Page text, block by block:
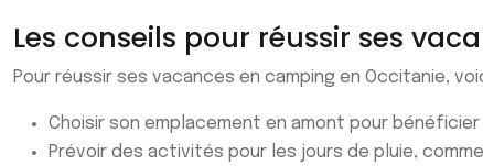
Les conseils pour réussir ses
Pour réussir ses vacances en camping en Occitanie,
Choisir son emplacement en amont pour
Prévoir des activités pour les jours de pluie,